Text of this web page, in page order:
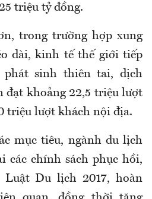
triệu tỷ đồng.
trong trường hợp xung
dài, kinh tế thế giới tiếp
phát sinh thiên tai, dịch
đạt khoảng 22,5 triệu lượt
triệu lượt khách nội địa.
mục tiêu, ngành du lịch
các chính sách phục hồi,
Luật Du lịch 2017, hoàn